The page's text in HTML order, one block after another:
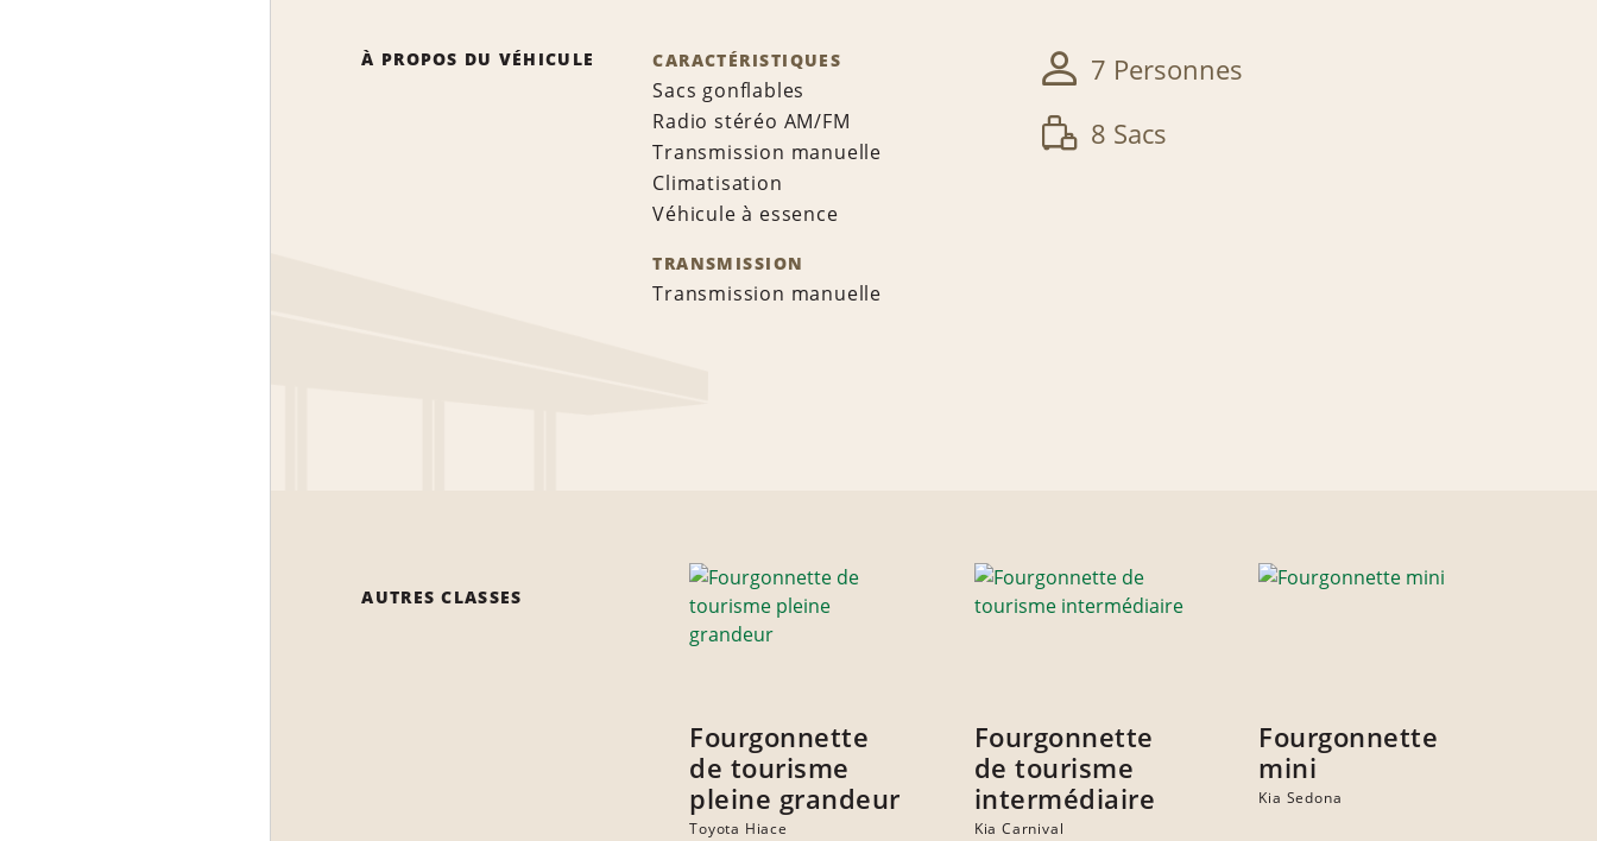
À PROPOS DU VÉHICULE CARACTÉRISTIQUES
Sacs gonflables
Radio stéréo AM/FM
Transmission manuelle
Climatisation
Véhicule à essence
TRANSMISSION
Transmission manuelle
7 Personnes
8 Sacs
AUTRES CLASSES
Fourgonnette
de tourisme
pleine grandeur
Toyota Hiace
Fourgonnette
de tourisme
intermédiaire
Kia Carnival
Fourgonnette
mini
Kia Sedona